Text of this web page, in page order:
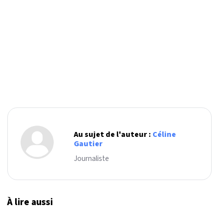
Au sujet de l'auteur : Céline
Gautier
Journaliste
À lire aussi